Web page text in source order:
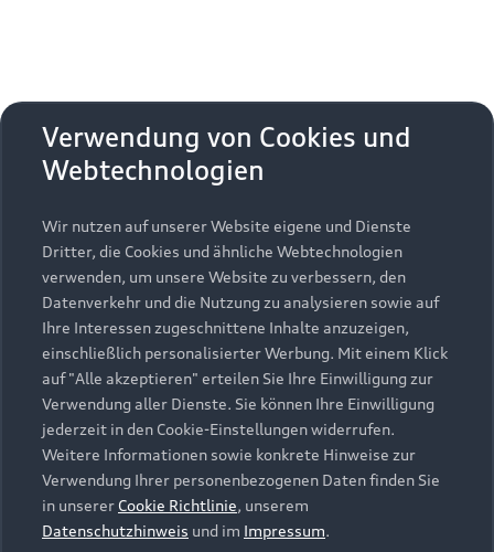
Zurück nach oben
Modelle
Alle Modelle
Modelle vergleichen
Elektromodelle
Plug-in-Hybride
Kaufen & leasen
Neuwagensuche
Gebrauchtwagensuche
Gebrauchtwagen
Finanzierung
Aktionen & Angebote
Geschäftskunden
Service & Zubehör
Saisonale Angebote
Audi Services
Garantie
Audi digital services
myAudi
Support
Kundenservice
Händlersuche
Audi Code
Über Audi
Unternehmen
Karriere
Verwendung von Cookies und
Webtechnologien
Wir nutzen auf unserer Website eigene und Dienste
Dritter, die Cookies und ähnliche Webtechnologien
verwenden, um unsere Website zu verbessern, den
Datenverkehr und die Nutzung zu analysieren sowie auf
Ihre Interessen zugeschnittene Inhalte anzuzeigen,
einschließlich personalisierter Werbung. Mit einem Klick
auf "Alle akzeptieren" erteilen Sie Ihre Einwilligung zur
Verwendung aller Dienste. Sie können Ihre Einwilligung
jederzeit in den Cookie-Einstellungen widerrufen.
Weitere Informationen sowie konkrete Hinweise zur
Verwendung Ihrer personenbezogenen Daten finden Sie
in unserer Cookie Richtlinie, unserem
Datenschutzhinweis und im Impressum.